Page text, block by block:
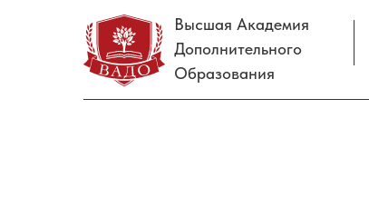
Высшая Академия
Дополнительного
Образования